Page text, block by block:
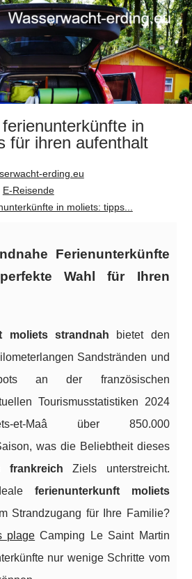
in
für ihren aufenthalt
erding.eu
E-Reisende
in moliets: tipps...
Ferienunterkünfte
Wahl für Ihren
moliets strandnah bietet den
Sandstränden und
an der französischen
Tourismusstatistiken 2024
et-Maâ über 850.000
was die Beliebtheit dieses
frankreich Ziels unterstreicht.
ferienunterkunft moliets
Strandzugang für Ihre Familie?
plage Camping Le Saint Martin
nur wenige Schritte vom